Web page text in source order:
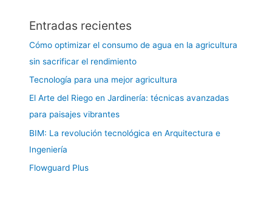
Entradas recientes
Cómo optimizar el consumo de agua en la agricultura
sin sacrificar el rendimiento
Tecnología para una mejor agricultura
El Arte del Riego en Jardinería: técnicas avanzadas
para paisajes vibrantes
BIM: La revolución tecnológica en Arquitectura e
Ingeniería
Flowguard Plus